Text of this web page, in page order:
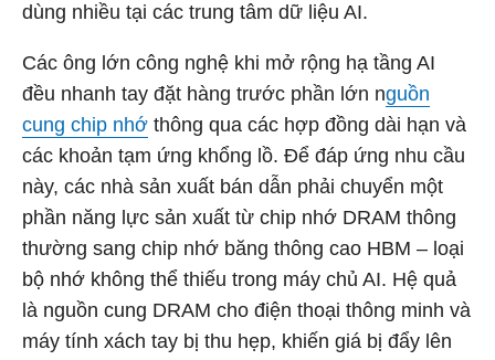
dùng nhiều tại các trung tâm dữ liệu AI.
Các ông lớn công nghệ khi mở rộng hạ tầng AI
đều nhanh tay đặt hàng trước phần lớn nguồn
cung chip nhớ thông qua các hợp đồng dài hạn và
các khoản tạm ứng khổng lồ. Để đáp ứng nhu cầu
này, các nhà sản xuất bán dẫn phải chuyển một
phần năng lực sản xuất từ chip nhớ DRAM thông
thường sang chip nhớ băng thông cao HBM – loại
bộ nhớ không thể thiếu trong máy chủ AI. Hệ quả
là nguồn cung DRAM cho điện thoại thông minh và
máy tính xách tay bị thu hẹp, khiến giá bị đẩy lên